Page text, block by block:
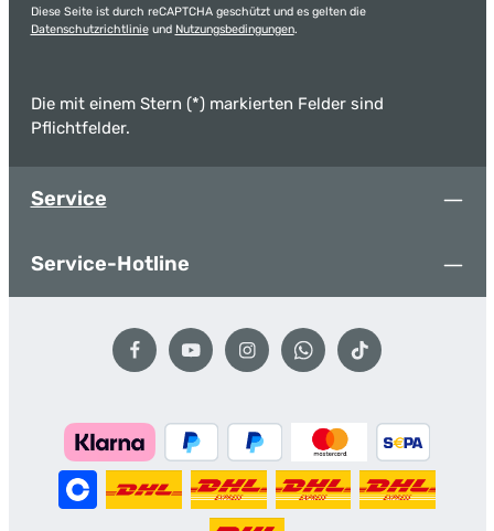
Diese Seite ist durch reCAPTCHA geschützt und es gelten die
Datenschutzrichtlinieund Nutzungsbedingungen.
Die mit einem Stern (*) markierten Felder sind
Pflichtfelder.
Service
Service-Hotline